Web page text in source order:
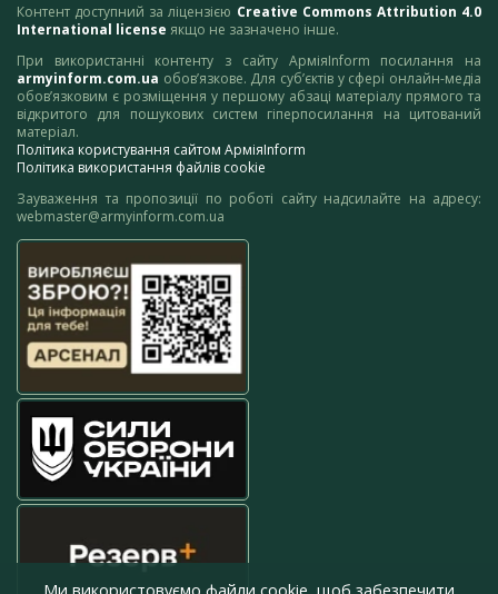
Контент доступний за ліцензією Creative Commons Attribution 4.0
International license якщо не зазначено інше.
При використанні контенту з сайту АрміяInform посилання на
armyinform.com.ua обов’язкове. Для суб’єктів у сфері онлайн-медіа
обов’язковим є розміщення у першому абзаці матеріалу прямого та
відкритого для пошукових систем гіперпосилання на цитований
матеріал.
Політика користування сайтом АрміяInform
Політика використання файлів cookie
Зауваження та пропозиції по роботі сайту надсилайте на адресу:
webmaster@armyinform.com.ua